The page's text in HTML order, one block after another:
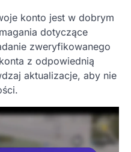
konto jest w dobrym
dotyczące
zweryfikowanego
z odpowiednią
aktualizacje, aby nie